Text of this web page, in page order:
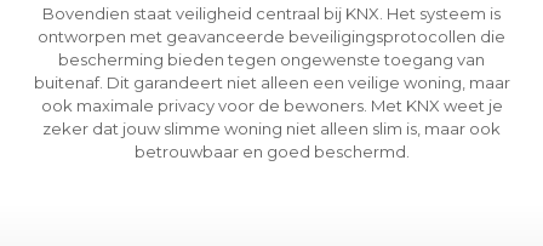
Bovendien staat veiligheid centraal bij KNX. Het systeem is
ontworpen met geavanceerde beveiligingsprotocollen die
bescherming bieden tegen ongewenste toegang van
buitenaf. Dit garandeert niet alleen een veilige woning, maar
ook maximale privacy voor de bewoners. Met KNX weet je
zeker dat jouw slimme woning niet alleen slim is, maar ook
betrouwbaar en goed beschermd.